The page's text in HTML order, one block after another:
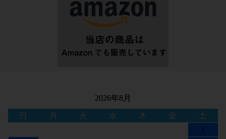
2026年8月
日 月 火 水 木 金
土
1